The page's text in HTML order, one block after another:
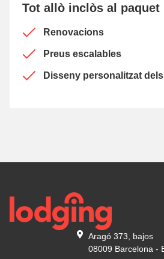
Tot allò inclòs al paquet
Renovacions
Preus escalables
Disseny personalitzat
Aragó 373, bajos
08009 Barcelona -